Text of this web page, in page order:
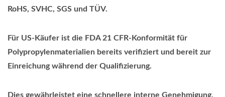
RoHS, SVHC, SGS und TÜV.
Für US-Käufer ist die FDA 21 CFR-Konformität für
Polypropylenmaterialien bereits verifiziert und bereit zur
Einreichung während der Qualifizierung.
Dies gewährleistet eine schnellere interne Genehmigung,